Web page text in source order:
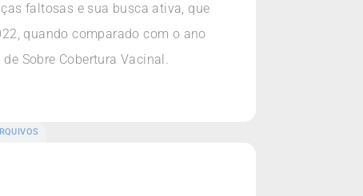
faltosas e sua busca ativa, que
quando comparado com o ano
Sobre Cobertura Vacinal.